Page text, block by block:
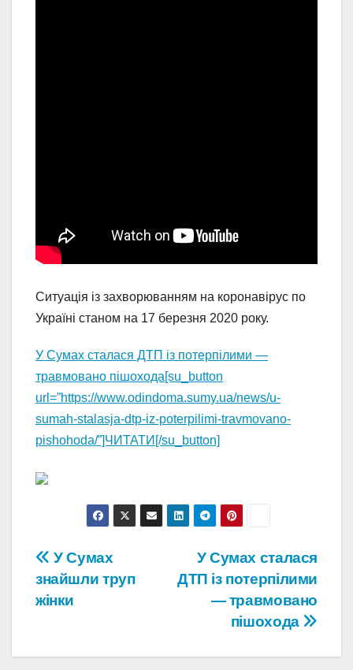
Ситуація із захворюванням на коронавірус по
Україні станом на 17 березня 2020 року.
У Сумах сталася ДТП із потерпілими —
травмовано пішохода[su_button
url=”https://www.odindoma.sumy.ua/news/u-
sumah-stalasja-dtp-iz-poterpilimi-travmovano-
pishohoda/”]ЧИТАТИ[/su_button]
Навігація
записів
У Сумах сталася
ДТП із потерпілими
— травмовано
пішохода
У Сумах
знайшли труп
жінки